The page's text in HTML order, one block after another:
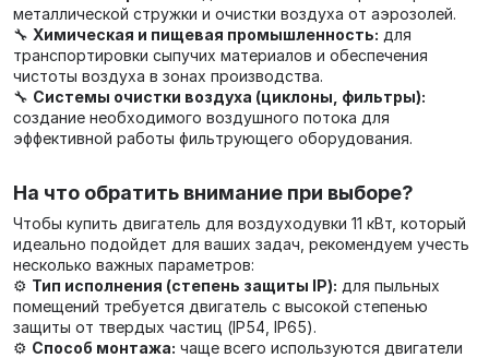
металлической стружки и очистки воздуха от аэрозолей.
🔧 Химическая и пищевая промышленность: для
транспортировки сыпучих материалов и обеспечения
чистоты воздуха в зонах производства.
🔧 Системы очистки воздуха (циклоны, фильтры):
создание необходимого воздушного потока для
эффективной работы фильтрующего оборудования.
На что обратить внимание при выборе?
Чтобы купить двигатель для воздуходувки 11 кВт, который
идеально подойдет для ваших задач, рекомендуем учесть
несколько важных параметров:
⚙️ Тип исполнения (степень защиты IP): для пыльных
помещений требуется двигатель с высокой степенью
защиты от твердых частиц (IP54, IP65).
⚙️ Способ монтажа: чаще всего используются двигатели